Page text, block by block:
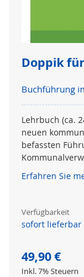
Doppik
Buchführung
Lehrbuch (ca.
neuen
befassten
Erfahren Sie
Verfügbarkeit
sofort lieferbar
49,90 €
Inkl. 7% Steuern